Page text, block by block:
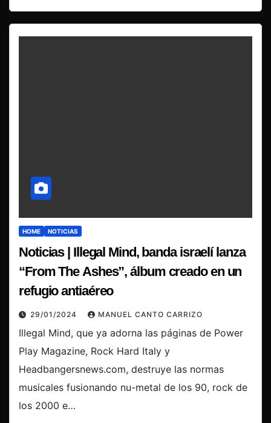
HOME NOTICIAS
Noticias | Illegal Mind, banda israelí lanza
“From The Ashes”, álbum creado en un
refugio antiaéreo
29/01/2024 MANUEL CANTO CARRIZO
Illegal Mind, que ya adorna las páginas de Power
Play Magazine, Rock Hard Italy y
Headbangersnews.com, destruye las normas
musicales fusionando nu-metal de los 90, rock de
los 2000 e…